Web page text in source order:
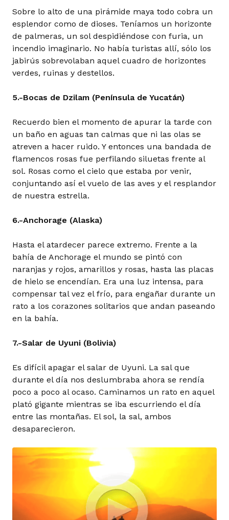
Sobre lo alto de una pirámide maya todo cobra un
esplendor como de dioses. Teníamos un horizonte
de palmeras, un sol despidiéndose con furia, un
incendio imaginario. No había turistas allí, sólo los
jabirús sobrevolaban aquel cuadro de horizontes
verdes, ruinas y destellos.
5.-Bocas de Dzilam (Península de Yucatán)
Recuerdo bien el momento de apurar la tarde con
un baño en aguas tan calmas que ni las olas se
atreven a hacer ruido. Y entonces una bandada de
flamencos rosas fue perfilando siluetas frente al
sol. Rosas como el cielo que estaba por venir,
conjuntando así el vuelo de las aves y el resplandor
de nuestra estrella.
6.-Anchorage (Alaska)
Hasta el atardecer parece extremo. Frente a la
bahía de Anchorage el mundo se pintó con
naranjas y rojos, amarillos y rosas, hasta las placas
de hielo se encendían. Era una luz intensa, para
compensar tal vez el frío, para engañar durante un
rato a los corazones solitarios que andan paseando
en la bahía.
7.-Salar de Uyuni (Bolivia)
Es difícil apagar el salar de Uyuni. La sal que
durante el día nos deslumbraba ahora se rendía
poco a poco al ocaso. Caminamos un rato en aquel
plató gigante mientras se iba escurriendo el día
entre las montañas. El sol, la sal, ambos
desaparecieron.